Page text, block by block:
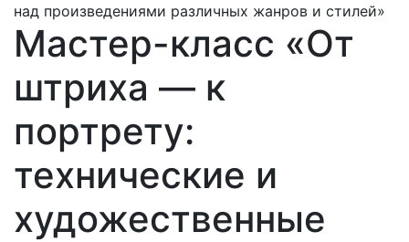
над произведениями различных жанров и стилей»
Мастер-класс «От
штриха — к
портрету:
технические и
художественные